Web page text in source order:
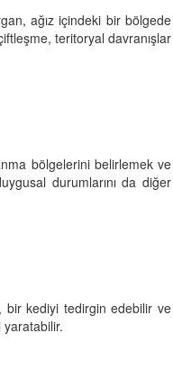
ağız içindeki bir bölgede
teritoryal davranışlar
bölgelerini belirlemek ve
durumlarını da diğer
bir kediyi tedirgin edebilir ve
yaratabilir.
Tekir Kedi Bakımı: Soğuk
Kediniz İçin 13 Önemli